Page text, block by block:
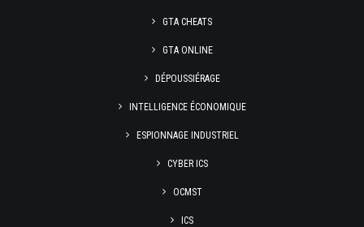
GTA CHEATS
GTA ONLINE
DÉPOUSSIÉRAGE
INTELLIGENCE ÉCONOMIQUE
ESPIONNAGE INDUSTRIEL
CYBER ICS
OCMST
ICS